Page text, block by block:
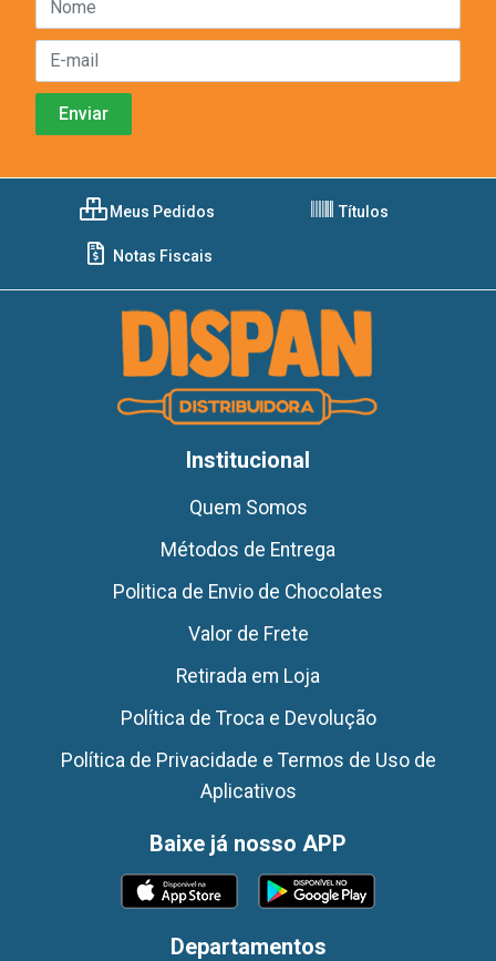
Meus Pedidos Títulos
Notas Fiscais
Institucional
Quem Somos
Métodos de Entrega
Politica de Envio de Chocolates
Valor de Frete
Retirada em Loja
Política de Troca e Devolução
Política de Privacidade e Termos de Uso de
Aplicativos
Baixe já nosso APP
Departamentos